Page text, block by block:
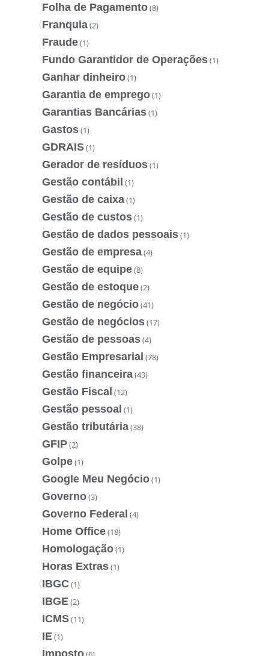
Folha de Pagamento(8)
Franquia(2)
Fraude(1)
Fundo Garantidor de Operações(1)
Ganhar dinheiro(1)
Garantia de emprego(1)
Garantias Bancárias(1)
Gastos(1)
GDRAIS(1)
Gerador de resíduos(1)
Gestão contábil (1)
Gestão de caixa(1)
Gestão de custos(1)
Gestão de dados pessoais(1)
Gestão de empresa(4)
Gestão de equipe(8)
Gestão de estoque(2)
Gestão de negócio(41)
Gestão de negócios(17)
Gestão de pessoas(4)
Gestão Empresarial (78)
Gestão financeira(43)
Gestão Fiscal (12)
Gestão pessoal (1)
Gestão tributária(38)
GFIP(2)
Golpe(1)
Google Meu Negócio(1)
Governo(3)
Governo Federal (4)
Home Office(18)
Homologação(1)
Horas Extras(1)
IBGC(1)
IBGE(2)
ICMS(11)
IE(1)
Imposto